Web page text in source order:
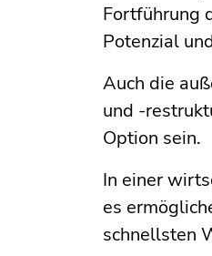
Fortführung
Potenzial
Auch die
und -
Option sein.
In einer
es
schnellsten